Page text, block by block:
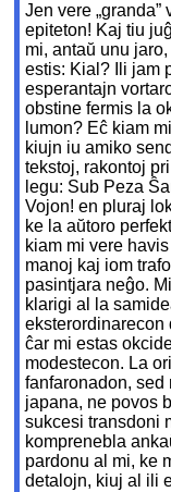
Jen vere
epiteton! Kaj tiu
mi, antaŭ unu
estis: Kial? Ili jam
esperantajn
obstine fermis la
lumon? Eĉ kiam
kiujn iu amiko
tekstoj, rakontoj
legu: Sub Peza
Vojon! en pluraj
ke la aŭtoro
kiam mi vere
manoj kaj iom
pasintjara neĝo.
klarigi al la
eksterordinarecon
ĉar mi estas
modestecon. La
fanfaronadon, sed
japana, ne povos
sukcesi transdoni
komprenebla
pardonu al mi, ke
detalojn, kiuj al ili